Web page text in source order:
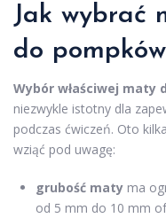
Jak wybrać
do
Wybór właściwej maty
niezwykle istotny dla
podczas ćwiczeń. Oto
wziąć pod uwagę:
grubość maty ma
od 5 mm do 10 mm